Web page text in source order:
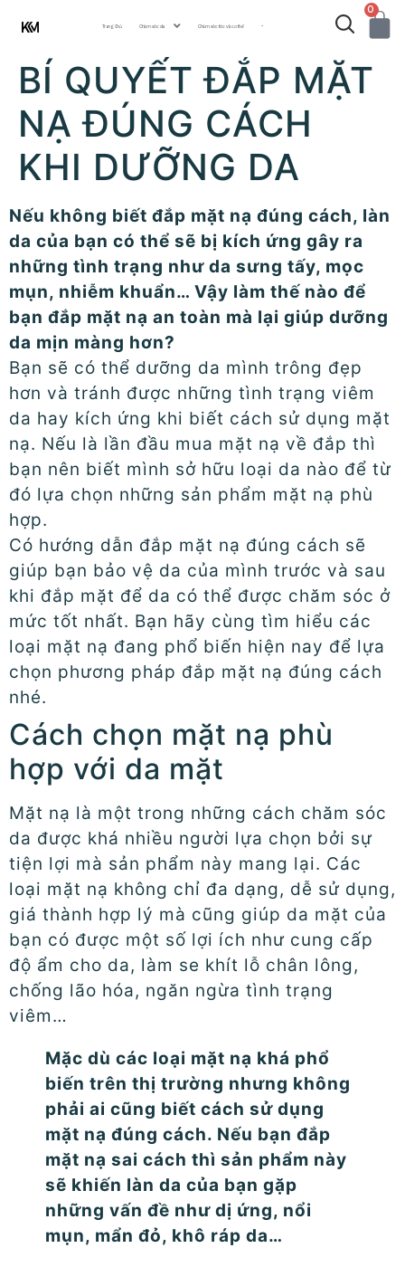
Trang Chủ Chăm sóc da Chăm sóc tóc và cơ thể ···
0
BÍ QUYẾT ĐẮP MẶT
NẠ ĐÚNG CÁCH
KHI DƯỠNG DA
Nếu không biết đắp mặt nạ đúng cách, làn
da của bạn có thể sẽ bị kích ứng gây ra
những tình trạng như da sưng tấy, mọc
mụn, nhiễm khuẩn… Vậy làm thế nào để
bạn đắp mặt nạ an toàn mà lại giúp dưỡng
da mịn màng hơn?
Bạn sẽ có thể dưỡng da mình trông đẹp
hơn và tránh được những tình trạng viêm
da hay kích ứng khi biết cách sử dụng mặt
nạ. Nếu là lần đầu mua mặt nạ về đắp thì
bạn nên biết mình sở hữu loại da nào để từ
đó lựa chọn những sản phẩm mặt nạ phù
hợp.
Có hướng dẫn đắp mặt nạ đúng cách sẽ
giúp bạn bảo vệ da của mình trước và sau
khi đắp mặt để da có thể được chăm sóc ở
mức tốt nhất. Bạn hãy cùng tìm hiểu các
loại mặt nạ đang phổ biến hiện nay để lựa
chọn phương pháp đắp mặt nạ đúng cách
nhé.
Cách chọn mặt nạ phù
hợp với da mặt
Mặt nạ là một trong những cách chăm sóc
da được khá nhiều người lựa chọn bởi sự
tiện lợi mà sản phẩm này mang lại. Các
loại mặt nạ không chỉ đa dạng, dễ sử dụng,
giá thành hợp lý mà cũng giúp da mặt của
bạn có được một số lợi ích như cung cấp
độ ẩm cho da, làm se khít lỗ chân lông,
chống lão hóa, ngăn ngừa tình trạng
viêm…
Mặc dù các loại mặt nạ khá phổ
biến trên thị trường nhưng không
phải ai cũng biết cách sử dụng
mặt nạ đúng cách. Nếu bạn đắp
mặt nạ sai cách thì sản phẩm này
sẽ khiến làn da của bạn gặp
những vấn đề như dị ứng, nổi
mụn, mẩn đỏ, khô ráp da…